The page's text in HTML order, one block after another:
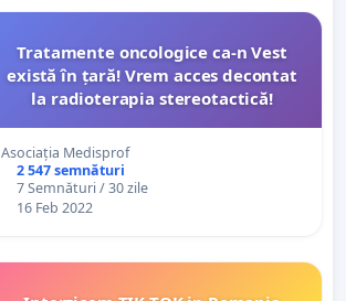
Tratamente oncologice ca-n Vest
există în țară! Vrem acces decontat
la radioterapia stereotactică!
Asociația Medisprof
2 547 semnături
7 Semnături / 30 zile
16 Feb 2022